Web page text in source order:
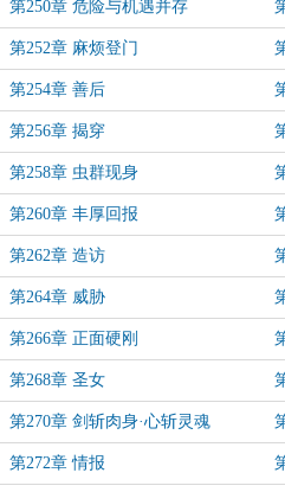
第250章 危险与机遇并存
第252章 麻烦登门
第254章 善后
第256章 揭穿
第258章 虫群现身
第260章 丰厚回报
第262章 造访
第264章 威胁
第266章 正面硬刚
第268章 圣女
第270章 剑斩肉身·心斩灵魂
第272章 情报